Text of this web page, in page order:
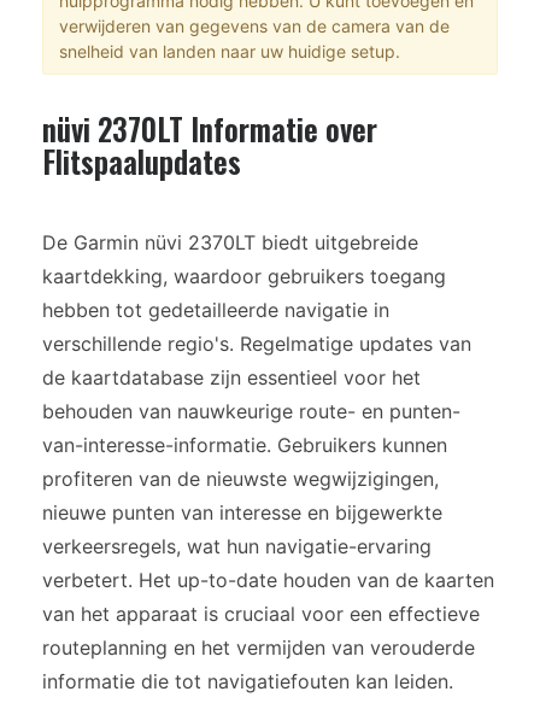
verwijderen van gegevens van de camera van de
snelheid van landen naar uw huidige setup.
nüvi 2370LT Informatie over
Flitspaalupdates
De Garmin nüvi 2370LT biedt uitgebreide
kaartdekking, waardoor gebruikers toegang
hebben tot gedetailleerde navigatie in
verschillende regio's. Regelmatige updates van
de kaartdatabase zijn essentieel voor het
behouden van nauwkeurige route- en punten-
van-interesse-informatie. Gebruikers kunnen
profiteren van de nieuwste wegwijzigingen,
nieuwe punten van interesse en bijgewerkte
verkeersregels, wat hun navigatie-ervaring
verbetert. Het up-to-date houden van de kaarten
van het apparaat is cruciaal voor een effectieve
routeplanning en het vermijden van verouderde
informatie die tot navigatiefouten kan leiden.